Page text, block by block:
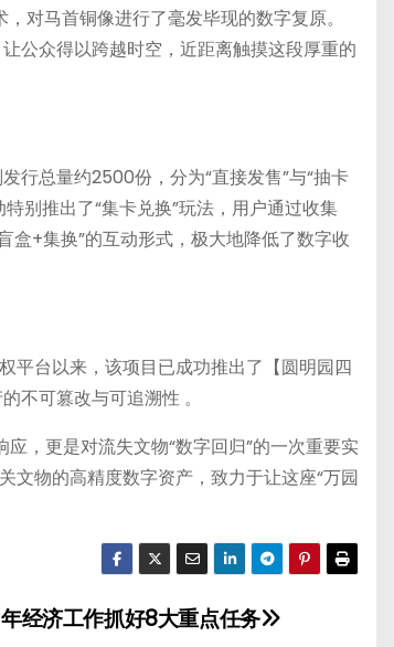
对马首铜像进行了毫发毕现的数字复原。
公众得以跨越时空，近距离触摸这段厚重的
行总量约2500份，分为“直接发售”与“抽卡
别推出了“集卡兑换”玩法，用户通过收集
盒+集换”的互动形式，极大地降低了数字收
平台以来，该项目已成功推出了【圆明园四
不可篡改与可追溯性 。
，更是对流失文物“数字回归”的一次重要实
文物的高精度数字资产，致力于让这座“万园
经济工作抓好8大重点任务